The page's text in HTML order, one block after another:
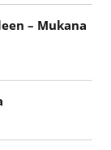
– Mukana